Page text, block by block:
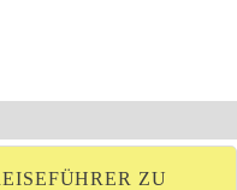
ZU